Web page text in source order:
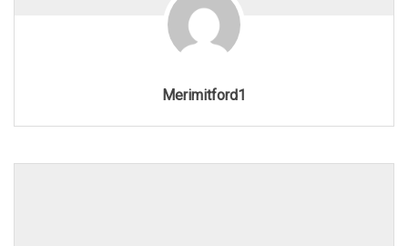
Merimitford1